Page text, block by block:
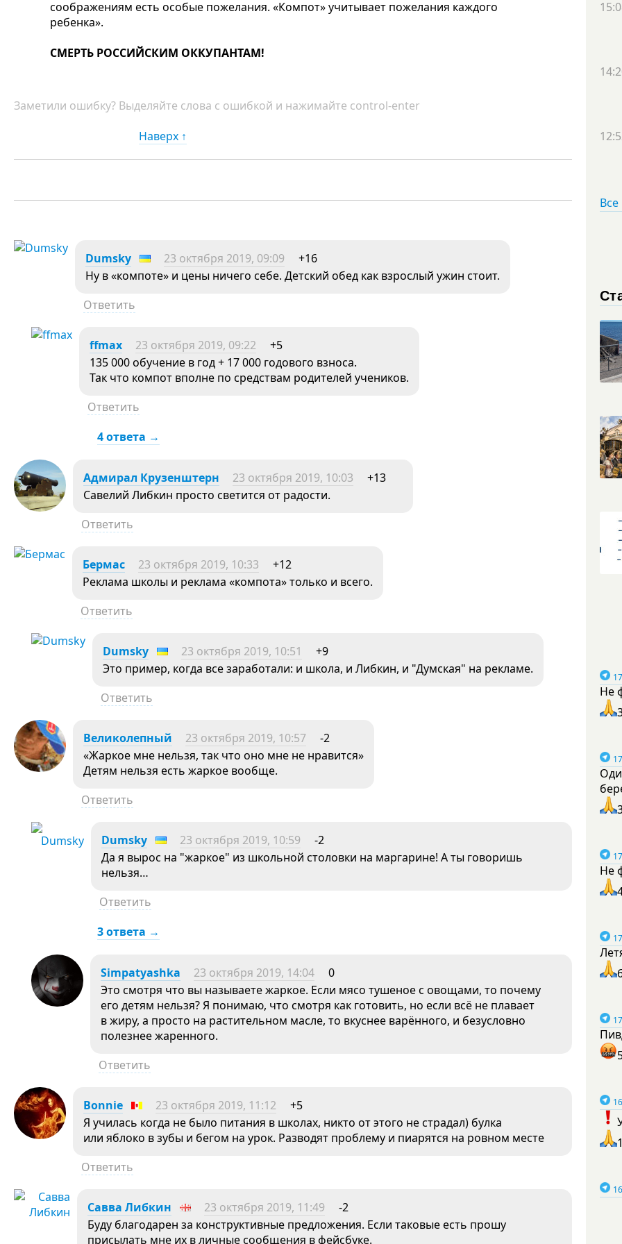
соображениям есть особые пожелания. «Компот» учитывает пожелания каждого
ребенка».
СМЕРТЬ РОССИЙСКИМ ОККУПАНТАМ!
Заметили ошибку? Выделяйте слова с ошибкой и нажимайте control-enter
Наверх ↑
Dumsky 23 октября 2019, 09:09
+16
Ну в «компоте» и цены ничего себе. Детский обед как взрослый ужин стоит.
Ответить
ffmax 23 октября 2019, 09:22
+5
135 000 обучение в год + 17 000 годового взноса.
Так что компот вполне по средствам родителей учеников.
Ответить
4 ответа →
Адмирал Крузенштерн 23 октября 2019, 10:03
+13
Савелий Либкин просто светится от радости.
Ответить
Бермас 23 октября 2019, 10:33
+12
Реклама школы и реклама «компота» только и всего.
Ответить
Dumsky 23 октября 2019, 10:51
+9
Это пример, когда все заработали: и школа, и Либкин, и "Думская" на рекламе.
Ответить
Великолепный 23 октября 2019, 10:57
-2
«Жаркое мне нельзя, так что оно мне не нравится»
Детям нельзя есть жаркое вообще.
Ответить
Dumsky 23 октября 2019, 10:59
-2
Да я вырос на "жаркое" из школьной столовки на маргарине! А ты говоришь
нельзя…
Ответить
3 ответа →
Simpatyashka 23 октября 2019, 14:04
0
Это смотря что вы называете жаркое. Если мясо тушеное с овощами, то почему
его детям нельзя? Я понимаю, что смотря как готовить, но если всё не плавает
в жиру, а просто на растительном масле, то вкуснее варённого, и безусловно
полезнее жаренного.
Ответить
Bonnie 23 октября 2019, 11:12
+5
Я училась когда не было питания в школах, никто от этого не страдал) булка
или яблоко в зубы и бегом на урок. Разводят проблему и пиарятся на ровном месте
Ответить
Савва Либкин 23 октября 2019, 11:49
-2
Буду благодарен за конструктивные предложения. Если таковые есть прошу
присылать мне их в личные сообщения в фейсбуке.
Не
Не